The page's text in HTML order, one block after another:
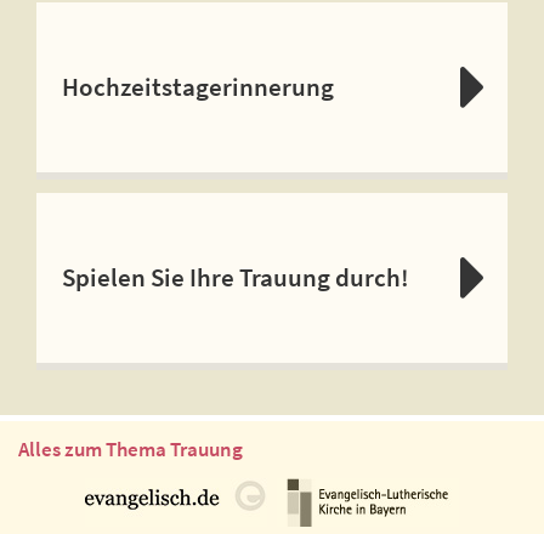
Hochzeitstagerinnerung
Spielen Sie Ihre Trauung durch!
Alles zum Thema Trauung